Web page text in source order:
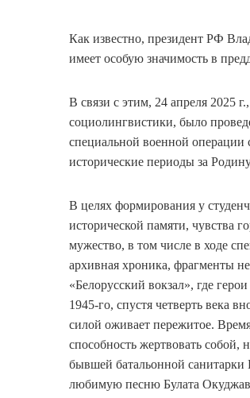
Как известно, президент РФ
имеет особую значимость в
В связи с этим, 24 апреля 2025
социолингвистики, было
специальной военной операции
исторические периоды за
В целях формирования у
исторической памяти, чувства
мужество, в том числе в ходе
архивная хроника, фрагменты
«Белорусский вокзал», где
1945-го, спустя четверть века
силой оживает пережитое.
способность жертвовать
бывшей батальонной санитарки
любимую песню Булата